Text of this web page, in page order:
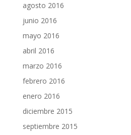
agosto 2016
junio 2016
mayo 2016
abril 2016
marzo 2016
febrero 2016
enero 2016
diciembre 2015
septiembre 2015